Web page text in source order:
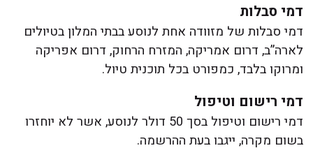
דמי סבלות
דמי סבלות של מזוודה אחת לנוסע בבתי המלון בטיולים
לארה”ב, דרום אמריקה, המזרח הרחוק, דרום אפריקה
ומרוקו בלבד, כמפורט בכל תוכנית טיול.
דמי רישום וטיפול
דמי רישום וטיפול בסך 50 דולר לנוסע, אשר לא יוחזרו
בשום מקרה, ייגבו בעת ההרשמה.